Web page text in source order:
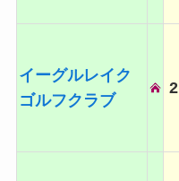
イーグルレイク
ゴルフクラブ
2